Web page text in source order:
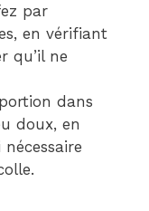
par
en vérifiant
qu’il ne
dans
doux, en